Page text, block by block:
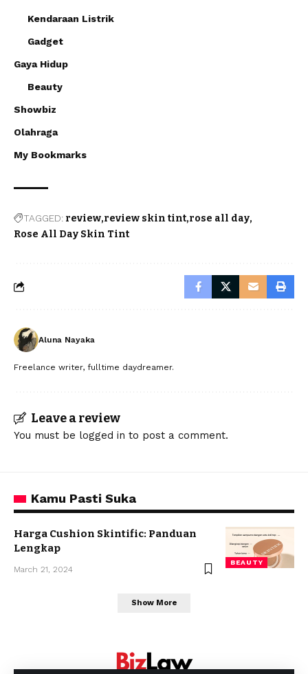
Kendaraan Listrik
Gadget
Gaya Hidup
Beauty
Showbiz
Olahraga
My Bookmarks
TAGGED: review review skin tint rose all day
Rose All Day Skin Tint
Aluna Nayaka
Freelance writer, fulltime daydreamer.
Leave a review
You must be logged in to post a comment.
Kamu Pasti Suka
BEAUTY
Harga Cushion Skintific: Panduan
Lengkap
March 21, 2024
Show More